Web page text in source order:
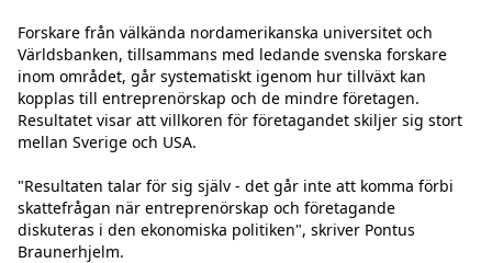
Forskare från välkända nordamerikanska universitet och
Världsbanken, tillsammans med ledande svenska forskare
inom området, går systematiskt igenom hur tillväxt kan
kopplas till entreprenörskap och de mindre företagen.
Resultatet visar att villkoren för företagandet skiljer sig stort
mellan Sverige och USA.
"Resultaten talar för sig själv - det går inte att komma förbi
skattefrågan när entreprenörskap och företagande
diskuteras i den ekonomiska politiken", skriver Pontus
Braunerhjelm.